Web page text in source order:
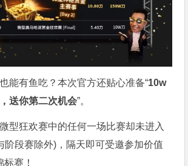
能有鱼吃？本次官方还贴心准备“10w
送你第二次机会”。
型狂欢赛中的任何一场比赛却未进入
阶段赛除外)，隔天即可受邀参加价值
赛！